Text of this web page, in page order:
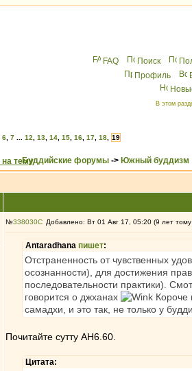
FAQ Поиск
Профиль
В этом
6 7 12 13 14 15 16 17 18 19
Буддийские форумы -> Южный буддизм
№338030 Добавлено: Вт 01 Авг 17, 05:20 (9 лет
Antaradhana пишет:
Отстраненность от чувственных
осознанности), для достижения
последовательности практики).
говорится о джханах
Короче
самадхи, и это так, не только у
Почитайте сутту АН6.60.
Цитата: